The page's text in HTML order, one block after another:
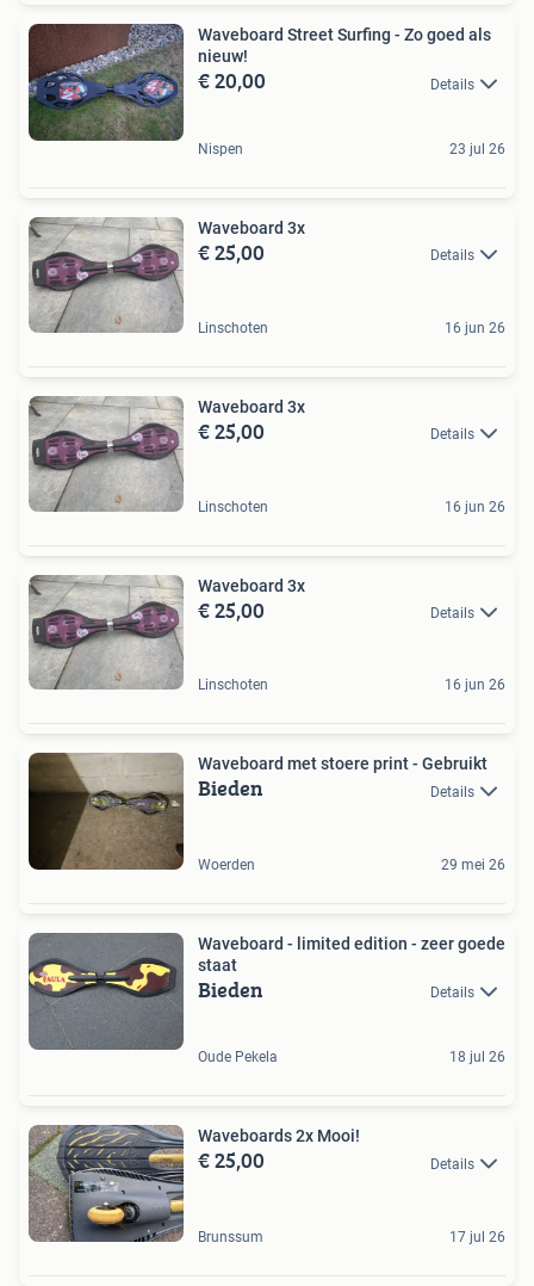
Waveboard Street Surfing - Zo goed als
nieuw!
€ 20,00 Details
Nispen 23 jul 26
Waveboard 3x
€ 25,00 Details
Linschoten 16 jun 26
Waveboard 3x
€ 25,00 Details
Linschoten 16 jun 26
Waveboard 3x
€ 25,00 Details
Linschoten 16 jun 26
Waveboard met stoere print - Gebruikt
Bieden Details
Woerden 29 mei 26
Waveboard - limited edition - zeer goede
staat
Bieden Details
Oude Pekela 18 jul 26
Waveboards 2x Mooi!
€ 25,00 Details
Brunssum 17 jul 26